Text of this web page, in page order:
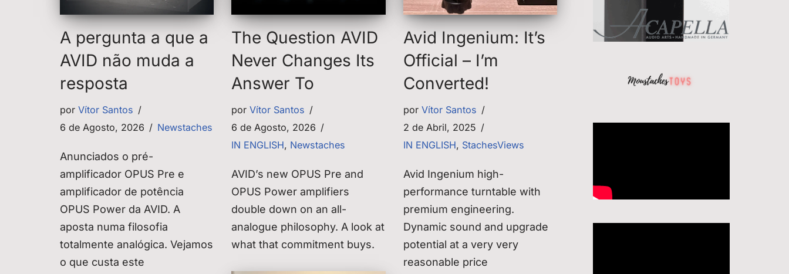
A pergunta a que a
AVID não muda a
resposta
por Vítor Santos
6 de Agosto, 2026
Newstaches
Anunciados o pré-
amplificador OPUS Pre e
amplificador de potência
OPUS Power da AVID. A
aposta numa filosofia
totalmente analógica. Vejamos
o que custa este
The Question AVID
Never Changes Its
Answer To
porVítor Santos
6 de Agosto, 2026
IN ENGLISH, Newstaches
AVID’s new OPUS Pre and
OPUS Power amplifiers
double down on an all-
analogue philosophy. A look at
what that commitment buys.
Avid Ingenium: It’s
Official – I’m
Converted!
por Vítor Santos
2 de Abril, 2025
IN ENGLISH, StachesViews
Avid Ingenium high-
performance turntable with
premium engineering.
Dynamic sound and upgrade
potential at a very very
reasonable price